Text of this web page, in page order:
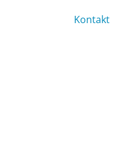
Kontakt